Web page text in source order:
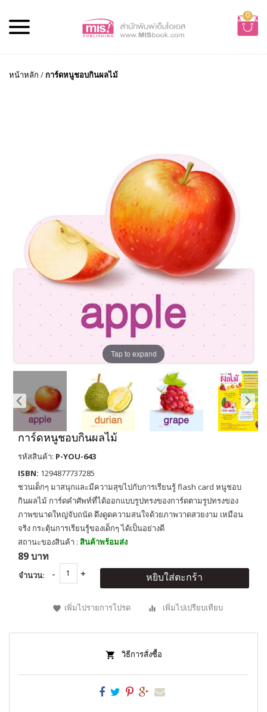
0
หน้าหลัก /การ์ดหนูชอบกินผลไม้
Tap to expand
การ์ดหนูชอบกินผลไม้
รหัสสินค้า: P-YOU-643
ISBN: 1294877737285
ชวนเด็กๆ มาสนุกและมีความสุขไปกับการเรียนรู้ flash card หนูชอบ
กินผลไม้ การ์ดคำศัพท์ที่ได้ออกแบบรูปทรงของการ์ดตามรูปทรงของ
ภาพขนาดใหญ่จับถนัด ดึงดูดความสนใจด้วยภาพวาดสวยงาม เหมือน
จริง กระตุ้นการเรียนรู้ของเด็กๆ ได้เป็นอย่างดี
สถานะของสินค้า : สินค้าพร้อมส่ง
89 บาท
จำนวน: หยิบใส่ตะกร้า
เพิ่มไปรายการโปรด เพิ่มไปเปรียบเทียบ
วิธีการสั่งซื้อ